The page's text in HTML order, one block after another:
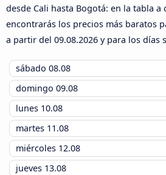
desde Cali hasta Bogotá: en la tabla a
encontrarás los precios más baratos
a partir del 09.08.2026 y para los días
sábado 08.08
domingo 09.08
lunes 10.08
martes 11.08
miércoles 12.08
jueves 13.08